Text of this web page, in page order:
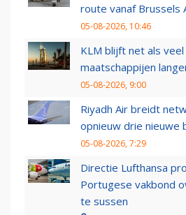
route vanaf Brussels
05-08-2026, 10:46
KLM blijft net als
maatschappijen
05-08-2026, 9:00
Riyadh Air breidt
opnieuw drie nieuwe
05-08-2026, 7:29
Directie Lufthansa
Portugese vakbond
te sussen